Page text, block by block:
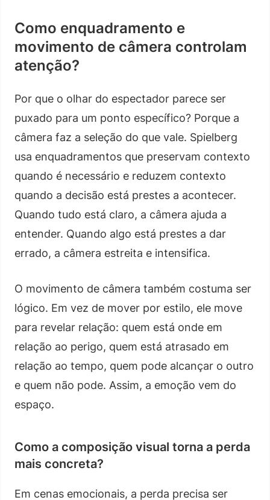
Como enquadramento e
movimento de câmera controlam
atenção?
Por que o olhar do espectador parece ser
puxado para um ponto específico? Porque a
câmera faz a seleção do que vale. Spielberg
usa enquadramentos que preservam contexto
quando é necessário e reduzem contexto
quando a decisão está prestes a acontecer.
Quando tudo está claro, a câmera ajuda a
entender. Quando algo está prestes a dar
errado, a câmera estreita e intensifica.
O movimento de câmera também costuma ser
lógico. Em vez de mover por estilo, ele move
para revelar relação: quem está onde em
relação ao perigo, quem está atrasado em
relação ao tempo, quem pode alcançar o outro
e quem não pode. Assim, a emoção vem do
espaço.
Como a composição visual torna a perda
mais concreta?
Em cenas emocionais, a perda precisa ser